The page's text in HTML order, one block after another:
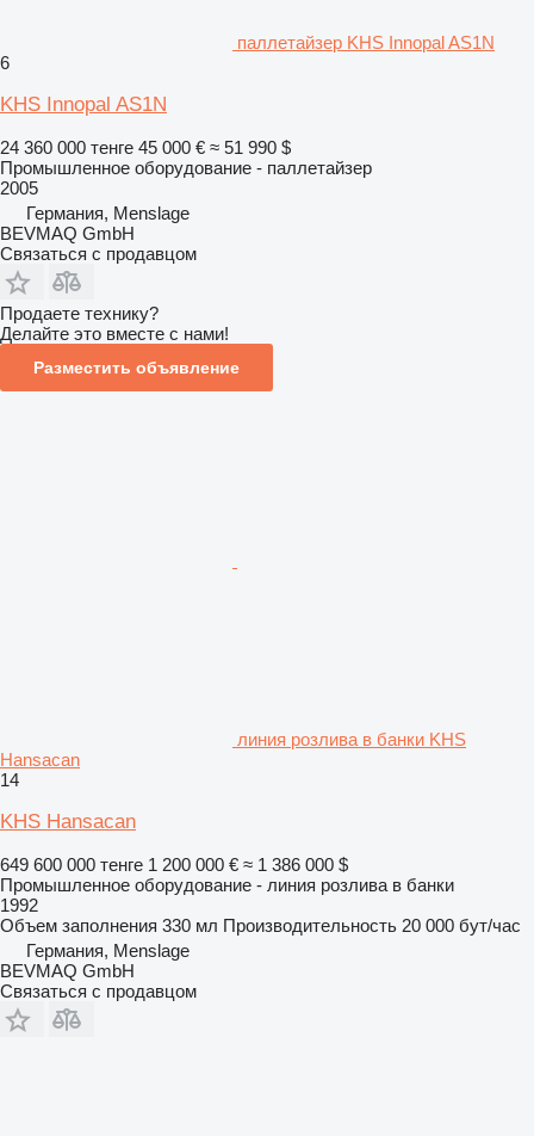
паллетайзер KHS Innopal AS1N
6
KHS Innopal AS1N
24 360 000 тенге 45 000 € ≈ 51 990 $
Промышленное оборудование - паллетайзер
2005
Германия, Menslage
BEVMAQ GmbH
Связаться с продавцом
Продаете технику?
Делайте это вместе с нами!
Разместить объявление
линия розлива в банки KHS
Hansacan
14
KHS Hansacan
649 600 000 тенге 1 200 000 € ≈ 1 386 000 $
Промышленное оборудование - линия розлива в банки
1992
Объем заполнения 330 мл Производительность 20 000 бут/час
Германия, Menslage
BEVMAQ GmbH
Связаться с продавцом